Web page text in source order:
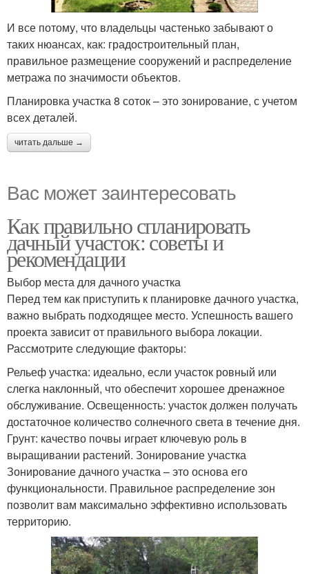
И все потому, что владельцы частенько забывают о
таких нюансах, как: градостроительный план,
правильное размещение сооружений и распределение
метража по значимости объектов.
Планировка участка 8 соток – это зонирование, с учетом
всех деталей.
читать дальше →
Вас может заинтересовать
Как правильно спланировать
дачный участок: советы и
рекомендации
Выбор места для дачного участка
Перед тем как приступить к планировке дачного участка,
важно выбрать подходящее место. Успешность вашего
проекта зависит от правильного выбора локации.
Рассмотрите следующие факторы:
Рельеф участка: идеально, если участок ровный или
слегка наклонный, что обеспечит хорошее дренажное
обслуживание. Освещенность: участок должен получать
достаточное количество солнечного света в течение дня.
Грунт: качество почвы играет ключевую роль в
выращивании растений. Зонирование участка
Зонирование дачного участка – это основа его
функциональности. Правильное распределение зон
позволит вам максимально эффективно использовать
территорию.